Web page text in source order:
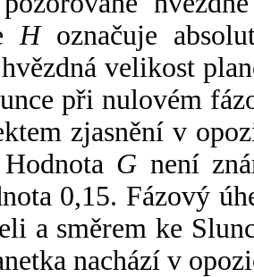
Hoznačuje
velikost
při nulovém
zjasnění v
G není
0,15. Fázový
a směrem ke
nachází v